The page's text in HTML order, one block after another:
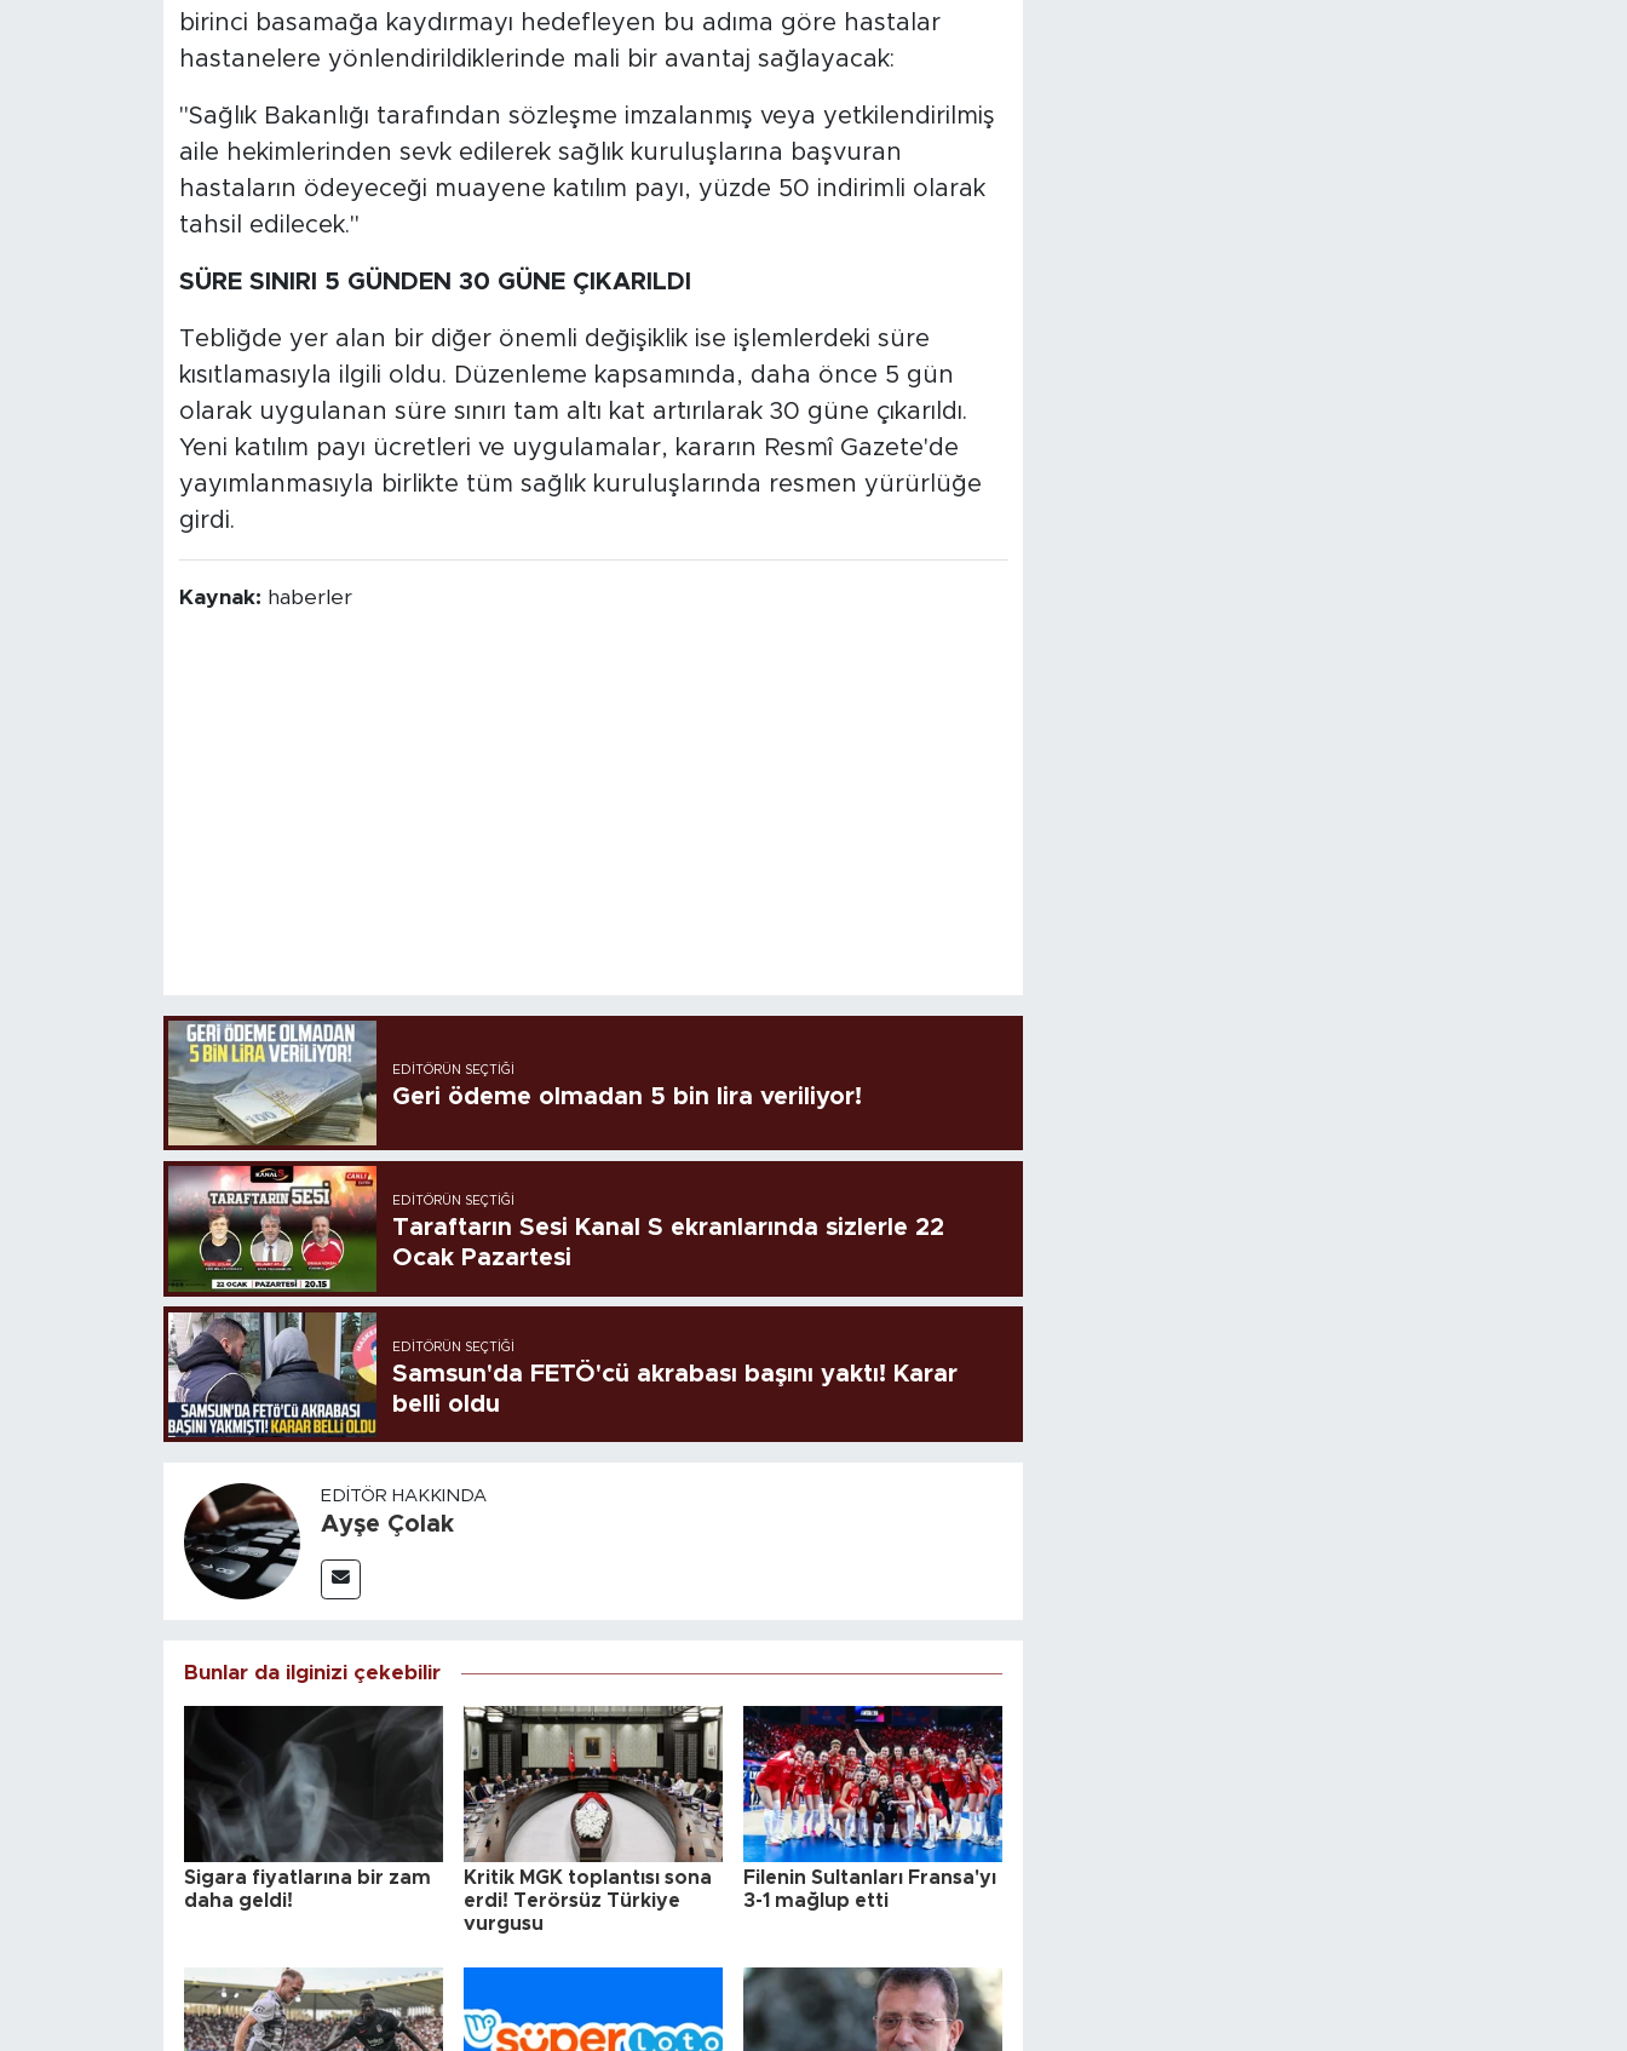
birinci basamağa kaydırmayı hedefleyen bu adıma göre hastalar
hastanelere yönlendirildiklerinde mali bir avantaj sağlayacak:
"Sağlık Bakanlığı tarafından sözleşme imzalanmış veya yetkilendirilmiş
aile hekimlerinden sevk edilerek sağlık kuruluşlarına başvuran
hastaların ödeyeceği muayene katılım payı, yüzde 50 indirimli olarak
tahsil edilecek."
SÜRE SINIRI 5 GÜNDEN 30 GÜNE ÇIKARILDI
Tebliğde yer alan bir diğer önemli değişiklik ise işlemlerdeki süre
kısıtlamasıyla ilgili oldu. Düzenleme kapsamında, daha önce 5 gün
olarak uygulanan süre sınırı tam altı kat artırılarak 30 güne çıkarıldı.
Yeni katılım payı ücretleri ve uygulamalar, kararın Resmî Gazete'de
yayımlanmasıyla birlikte tüm sağlık kuruluşlarında resmen yürürlüğe
girdi.
Kaynak: haberler
EDITÖRÜN SEÇTIĞI
Geri ödeme olmadan 5 bin lira veriliyor!
EDITÖRÜN SEÇTIĞI
Taraftarın Sesi Kanal S ekranlarında sizlerle 22
Ocak Pazartesi
EDITÖRÜN SEÇTIĞI
Samsun'da FETÖ'cü akrabası başını yaktı! Karar
belli oldu
EDITÖR HAKKINDA
Ayşe Çolak
Bunlar da ilginizi çekebilir
Sigara fiyatlarına bir zam
daha geldi!
Kritik MGK toplantısı sona
erdi! Terörsüz Türkiye
vurgusu
Filenin Sultanları Fransa'yı
3-1 mağlup etti